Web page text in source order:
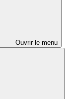
Ouvrir le menu